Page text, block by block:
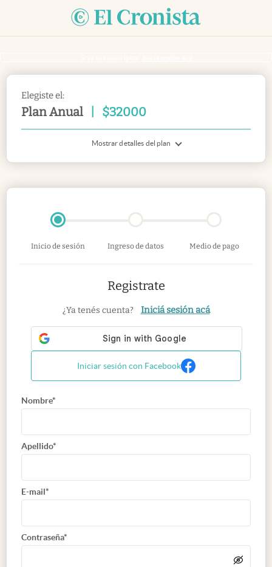
Elegiste el:
Plan Anual $32000
Mostrar detalles del plan
Inicio de sesión Ingreso de datos Medio de pago
Registrate
¿Ya tenés cuenta? Iniciá sesión acá
Iniciar sesión con Facebook
Nombre*
Apellido*
E-mail*
Contraseña*